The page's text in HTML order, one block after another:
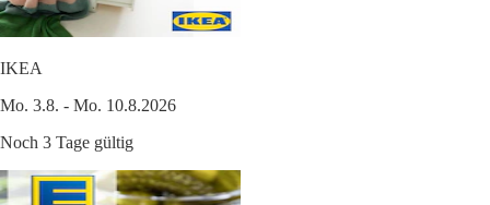
IKEA
Mo. 3.8. - Mo. 10.8.2026
Noch 3 Tage gültig